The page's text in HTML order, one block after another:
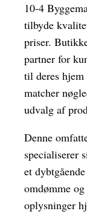
10-4
tilbyde
priser.
partner for
til deres hjem
matcher
udvalg af
Denne
specialiserer
et
omdømme
oplysninger